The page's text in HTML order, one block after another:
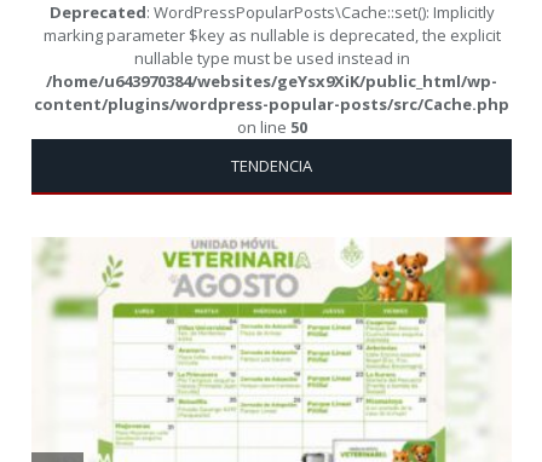
Deprecated: WordPressPopularPosts\Cache::set(): Implicitly
marking parameter $key as nullable is deprecated, the explicit
nullable type must be used instead in
/home/u643970384/websites/geYsx9XiK/public_html/wp-
content/plugins/wordpress-popular-posts/src/Cache.php
on line 50
TENDENCIA